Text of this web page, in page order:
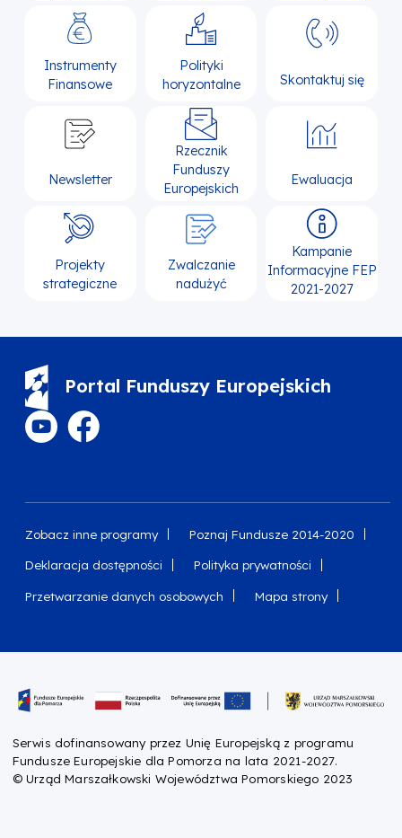
Instrumenty
Finansowe
Polityki
horyzontalne
Skontaktuj się
Newsletter
Rzecznik
Funduszy
Europejskich
Ewaluacja
Projekty
strategiczne
Zwalczanie
nadużyć
Kampanie
Informacyjne FEP
2021-2027
Portal Funduszy Europejskich
Zobacz inne programy Poznaj Fundusze 2014-2020
Deklaracja dostępności Polityka prywatności
Przetwarzanie danych osobowych Mapa strony
Serwis dofinansowany przez Unię Europejską z programu
Fundusze Europejskie dla Pomorza na lata 2021-2027.
© Urząd Marszałkowski Województwa Pomorskiego 2023